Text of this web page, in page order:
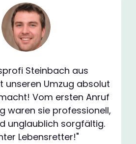
Steinbach aus
unseren Umzug absolut
Vom ersten Anruf
waren sie professionell,
unglaublich sorgfältig.
Lebensretter!"